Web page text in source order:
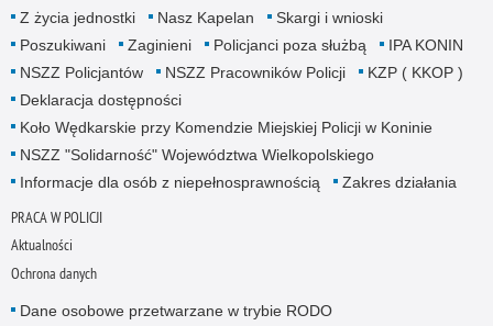
Z życia jednostki
Nasz Kapelan
Skargi i wnioski
Poszukiwani
Zaginieni Policjanci poza służbą
IPA KONIN
NSZZ Policjantów
NSZZ Pracowników Policji
KZP ( KKOP )
Deklaracja dostępności
Koło Wędkarskie przy Komendzie Miejskiej Policji w Koninie
NSZZ "Solidarność" Województwa Wielkopolskiego
Informacje dla osób z niepełnosprawnością
Zakres działania
PRACA W POLICJI
Aktualności
Ochrona danych
Dane osobowe przetwarzane w trybie RODO